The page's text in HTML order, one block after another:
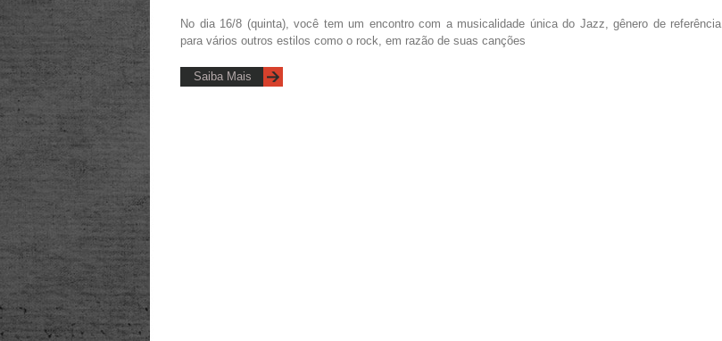
No dia 16/8 (quinta), você tem um encontro com a musicalidade única do Jazz, gênero de referência
para vários outros estilos como o rock, em razão de suas canções
Saiba Mais